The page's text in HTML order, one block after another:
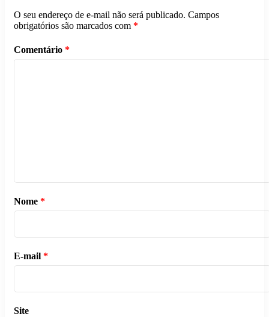
O seu endereço de e-mail não será publicado. Campos
obrigatórios são marcados com *
Comentário *
Nome *
E-mail *
Site